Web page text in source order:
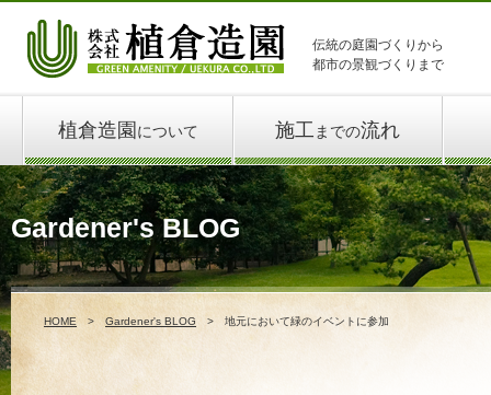
伝統の庭園づくりから
都市の景観づくりまで
植倉造園 について 施工 までの流れ
Gardener's BLOG
HOME Gardener's BLOG 地元において緑のイベントに参加